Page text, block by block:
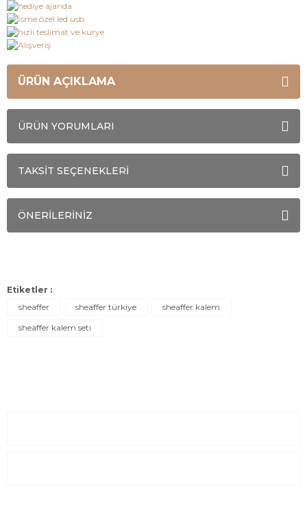
ÜRÜN AÇIKLAMA
ÜRÜN YORUMLARI
TAKSİT SEÇENEKLERİ
ÖNERİLERİNİZ
Etiketler :
sheaffer
sheaffer türkiye
sheaffer kalem
sheaffer kalem seti